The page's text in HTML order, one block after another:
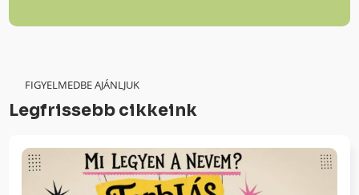
FIGYELMEDBE AJÁNLJUK
Legfrissebb cikkeink